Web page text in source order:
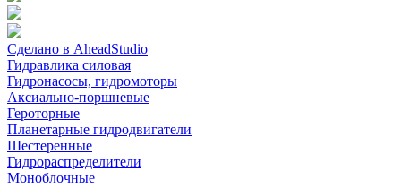
Сделано в AheadStudio
Гидравлика силовая
Гидронасосы, гидромоторы
Аксиально-поршневые
Героторные
Планетарные гидродвигатели
Шестеренные
Гидрораспределители
Моноблочные